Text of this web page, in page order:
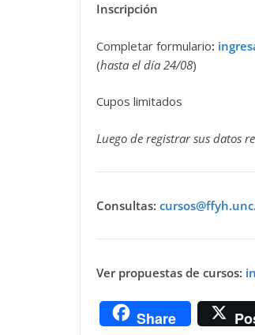
Inscripción
Completar formulario:
(hasta el día 24/08)
Cupos limitados
Luego de registrar sus datos
Consultas:
Ver propuestas de cursos:
Share